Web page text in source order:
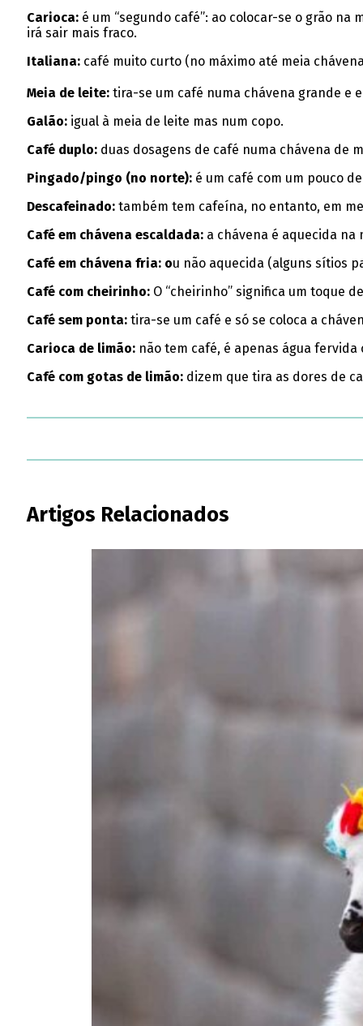
Carioca:é um “segundo café”: ao colocar-se o grão na
irá sair mais fraco.
Italiana:café muito curto (no máximo até meia
Meia de leite:tira-se um café numa chávena grande e
Galão:igual à meia de leite mas num copo.
Café duplo:duas dosagens de café numa chávena de
Pingado/pingo (no norte):é um café com um pouco
Descafeinado:também tem cafeína, no entanto, em
Café em chávena escaldada:a chávena é aquecida na
Café em chávena fria: ou não aquecida (alguns sítios
Café com cheirinho:O “cheirinho” significa um toque
Café sem ponta:tira-se um café e só se coloca a
Carioca de limão:não tem café, é apenas água fervida
Café com gotas de limão:dizem que tira as dores de
Artigos Relacionados